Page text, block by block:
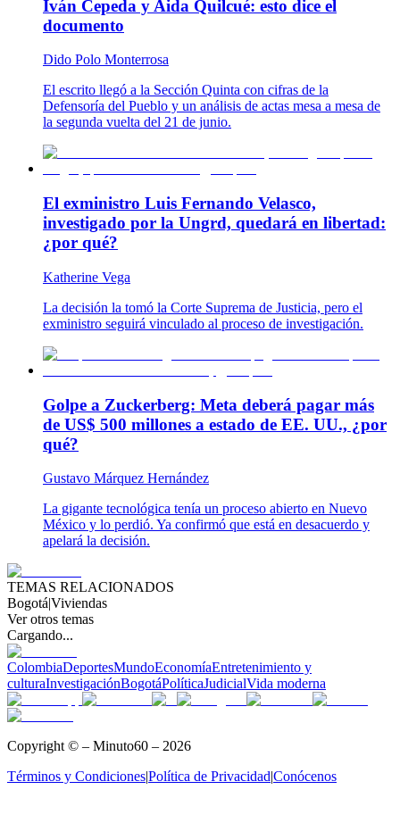
Iván Cepeda y Aida Quilcué: esto dice el
documento
Dido Polo Monterrosa
El escrito llegó a la Sección Quinta con cifras de la
Defensoría del Pueblo y un análisis de actas mesa a mesa de
la segunda vuelta del 21 de junio.
El exministro Luis Fernando Velasco,
investigado por la Ungrd, quedará en libertad:
¿por qué?
Katherine Vega
La decisión la tomó la Corte Suprema de Justicia, pero el
exministro seguirá vinculado al proceso de investigación.
Golpe a Zuckerberg: Meta deberá pagar más
de US$ 500 millones a estado de EE. UU., ¿por
qué?
Gustavo Márquez Hernández
La gigante tecnológica tenía un proceso abierto en Nuevo
México y lo perdió. Ya confirmó que está en desacuerdo y
apelará la decisión.
TEMAS RELACIONADOS
Bogotá|Viviendas
Ver otros temas
Cargando...
ColombiaDeportesMundoEconomíaEntretenimiento y
culturaInvestigaciónBogotáPolíticaJudicialVida moderna
Copyright © – Minuto60 – 2026
Términos y Condiciones|Política de Privacidad|Conócenos